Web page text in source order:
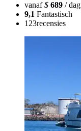
vanaf$ 689 / dag
9,1 Fantastisch
123recensies